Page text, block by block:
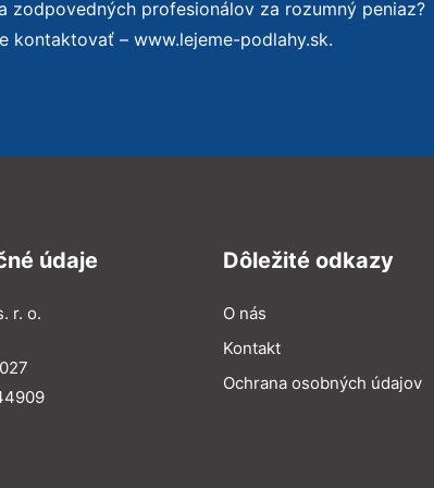
zodpovedných profesionálov za rozumný peniaz?
kontaktovať – www.lejeme-podlahy.sk.
údaje
r. o.
Dôležité odkazy
O nás
Kontakt
Ochrana osobných údajov